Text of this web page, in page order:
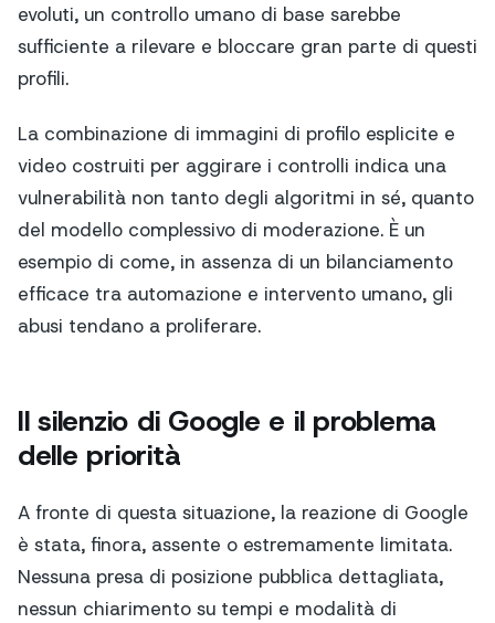
evoluti, un controllo umano di base sarebbe
sufficiente a rilevare e bloccare gran parte di questi
profili.
La combinazione di immagini di profilo esplicite e
video costruiti per aggirare i controlli indica una
vulnerabilità non tanto degli algoritmi in sé, quanto
del modello complessivo di moderazione. È un
esempio di come, in assenza di un bilanciamento
efficace tra automazione e intervento umano, gli
abusi tendano a proliferare.
Il silenzio di Google e il problema
delle priorità
A fronte di questa situazione, la reazione di Google
è stata, finora, assente o estremamente limitata.
Nessuna presa di posizione pubblica dettagliata,
nessun chiarimento su tempi e modalità di